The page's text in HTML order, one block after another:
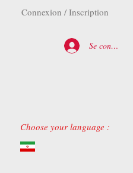
Connexion / Inscription
Se connecter
Choose your language :